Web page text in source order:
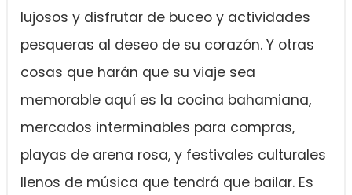
lujosos y disfrutar de buceo y actividades
pesqueras al deseo de su corazón. Y otras
cosas que harán que su viaje sea
memorable aquí es la cocina bahamiana,
mercados interminables para compras,
playas de arena rosa, y festivales culturales
llenos de música que tendrá que bailar. Es